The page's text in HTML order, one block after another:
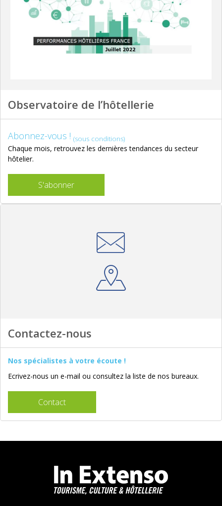
Observatoire de l’hôtellerie
Abonnez-vous ! (sous conditions)
Chaque mois, retrouvez les dernières tendances du secteur
hôtelier.
S'abonner
Contactez-nous
Nos spécialistes à votre écoute !
Ecrivez-nous un e-mail ou consultez la liste de nos bureaux.
Contact